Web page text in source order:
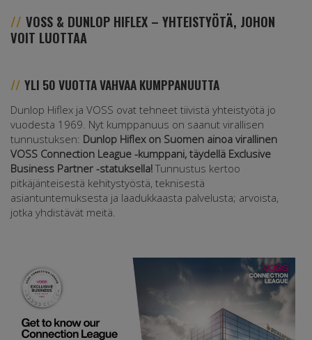
VOSS & DUNLOP HIFLEX – YHTEISTYÖTÄ, JOHON
VOIT LUOTTAA
YLI 50 VUOTTA VAHVAA KUMPPANUUTTA
Dunlop Hiflex ja VOSS ovat tehneet tiivistä yhteistyötä jo
vuodesta 1969. Nyt kumppanuus on saanut virallisen
tunnustuksen: Dunlop Hiflex on Suomen ainoa virallinen
VOSS Connection League -kumppani, täydellä Exclusive
Business Partner -statuksella!Tunnustus kertoo
pitkäjänteisestä kehitystyöstä, teknisestä
asiantuntemuksesta ja laadukkaasta palvelusta; arvoista,
jotka yhdistävät meitä.